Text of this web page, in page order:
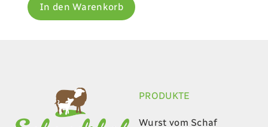
In den Warenkorb
PRODUKTE
Wurst vom Schaf